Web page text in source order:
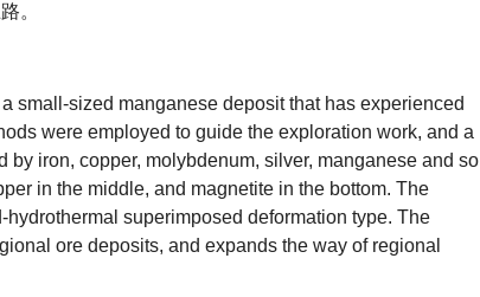
。
small-sized manganese deposit that has experienced
were employed to guide the exploration work, and a
iron, copper, molybdenum, silver, manganese and so
in the middle, and magnetite in the bottom. The
superimposed deformation type. The
ore deposits, and expands the way of regional